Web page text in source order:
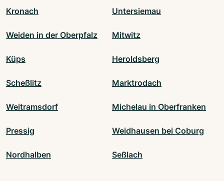
Kronach Untersiemau
Weiden in der Oberpfalz Mitwitz
Küps Heroldsberg
Scheßlitz Marktrodach
Weitramsdorf Michelau in Oberfranken
Pressig Weidhausen bei Coburg
Nordhalben Seßlach